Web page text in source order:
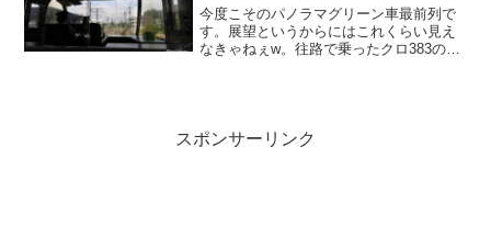
今度こそのパノラマグリーン車最前列で
す。展望というからにはこれくらい見え
なきゃねぇw。往路で乗ったクロ383の
０番台はウルトラワイドに感じます。
スポンサーリンク